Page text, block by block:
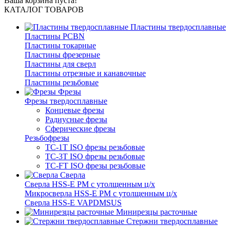
КАТАЛОГ ТОВАРОВ
Пластины твердосплавные
Пластины PCBN
Пластины токарные
Пластины фрезерные
Пластины для сверл
Пластины отрезные и канавочные
Пластины резьбовые
Фрезы
Фрезы твердосплавные
Концевые фрезы
Радиусные фрезы
Сферические фрезы
Резьбофрезы
TC-1T ISO фрезы резьбовые
TC-3T ISO фрезы резьбовые
TC-FT ISO фрезы резьбовые
Сверла
Cверла HSS-E PM c утолщенным ц/х
Микросверла HSS-E PM c утолщенным ц/х
Сверла HSS-E VAPDMSUS
Минирезцы расточные
Cтержни твердосплавные